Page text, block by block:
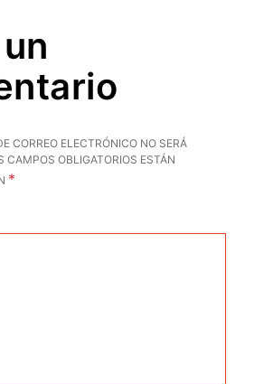
CORREO ELECTRÓNICO NO SERÁ
CAMPOS OBLIGATORIOS ESTÁN
*